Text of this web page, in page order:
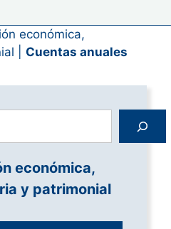
económica,
Cuentas anuales
económica,
y patrimonial